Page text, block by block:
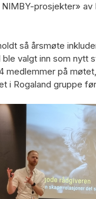
prosjekter» av
så årsmøte
ble valgt inn som nytt
medlemmer på
i Rogaland gruppe